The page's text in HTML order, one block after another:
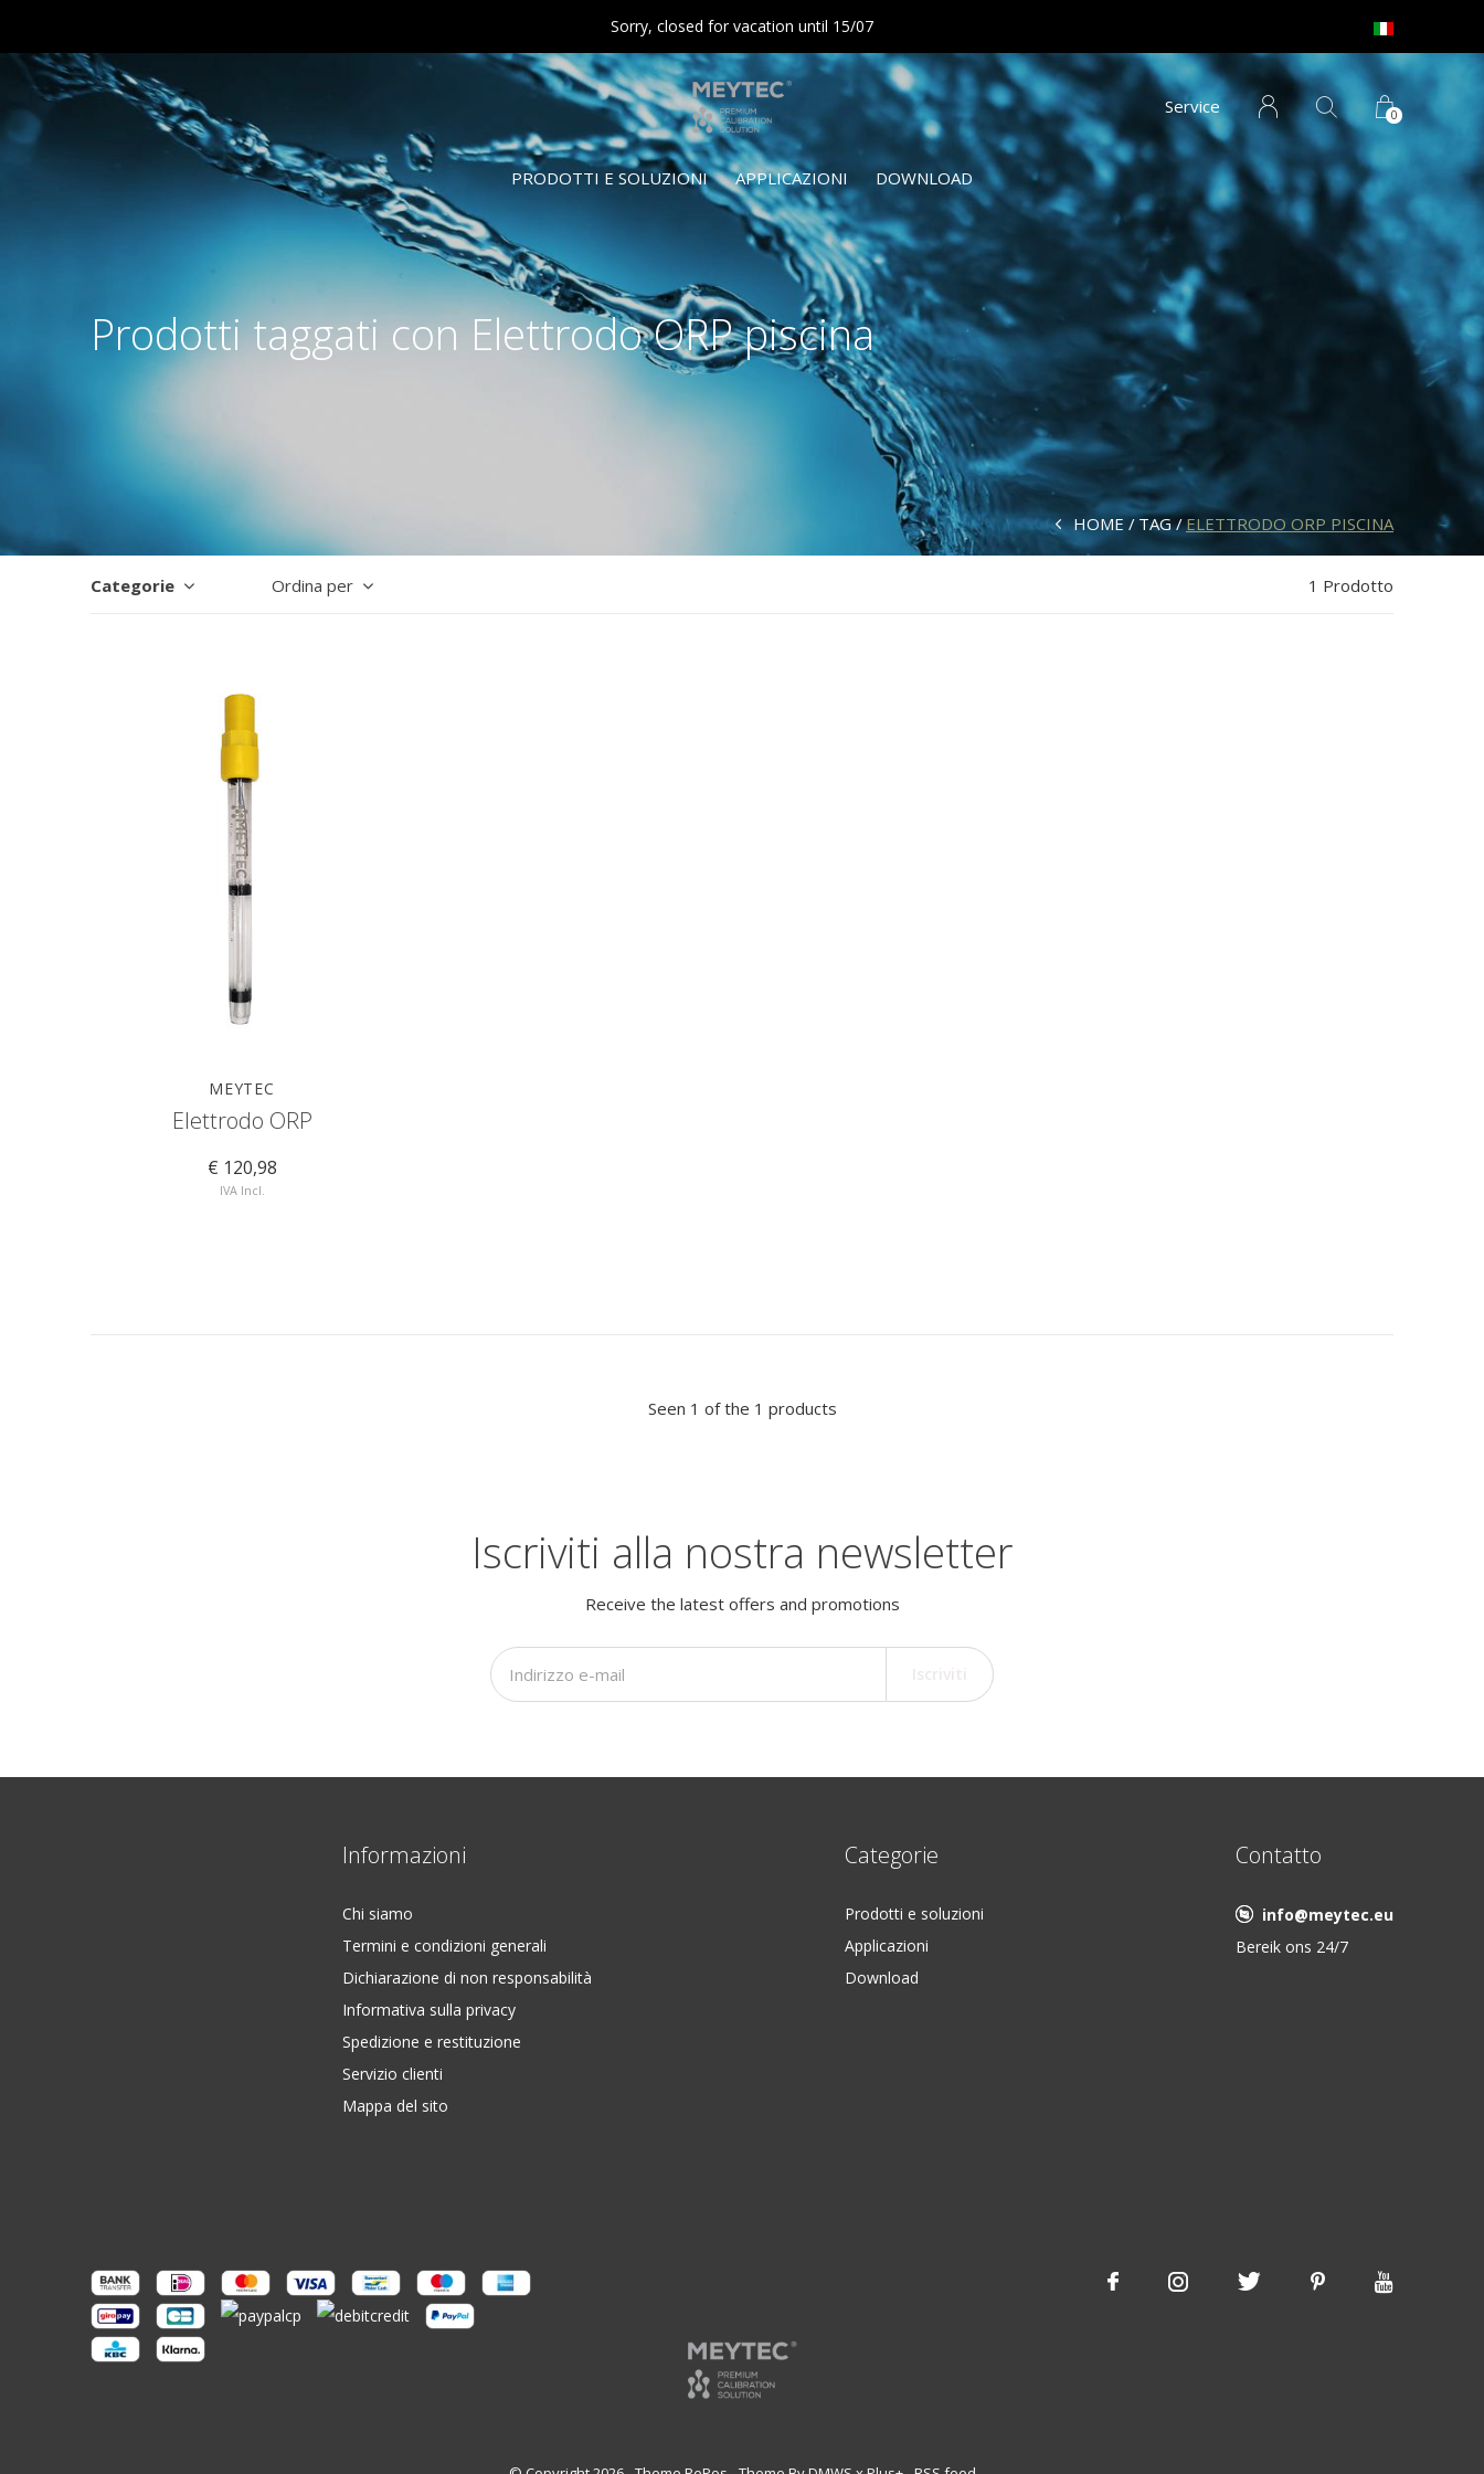
PRODOTTI E SOLUZIONI APPLICAZIONI DOWNLOAD
Service 0
Sorry, closed for vacation until 15/07
Prodotti taggati con Elettrodo ORP piscina
HOME TAG ELETTRODO ORP PISCINA
Categorie Ordina per 1 Prodotto
MEYTEC
Elettrodo ORP
€ 120,98
IVA Incl.
Seen 1 of the 1 products
Iscriviti alla nostra newsletter
Receive the latest offers and promotions
Informazioni
Chi siamo
Termini e condizioni generali
Dichiarazione di non responsabilità
Informativa sulla privacy
Spedizione e restituzione
Servizio clienti
Mappa del sito
Categorie
Prodotti e soluzioni
Applicazioni
Download
Contatto
info@meytec.eu
Bereik ons 24/7